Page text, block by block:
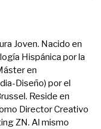
Joven. Nacido en
Hispánica por la
en
Diseño) por el
Reside en
Director Creativo
ZN. Al mismo